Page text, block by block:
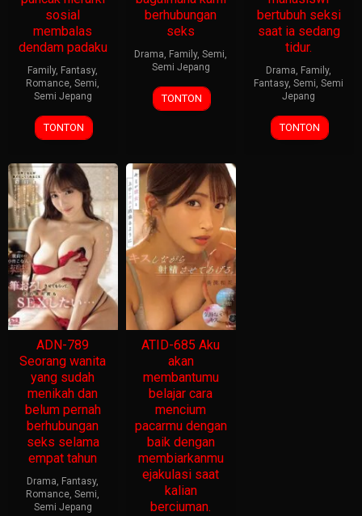
sosial
membalas
dendam padaku
Family, Fantasy,
Romance,Semi,
Semi Jepang
TONTON
berhubungan
seks
Drama, Family,Semi,
Semi Jepang
TONTON
bertubuh seksi
saat ia sedang
tidur.
Drama, Family,
Fantasy,Semi,Semi
Jepang
TONTON
ADN-789
Seorang wanita
yang sudah
menikah dan
belum pernah
berhubungan
seks selama
empat tahun
Drama, Fantasy,
Romance,Semi,
Semi Jepang
ATID-685 Aku
akan
membantumu
belajar cara
mencium
pacarmu dengan
baik dengan
membiarkanmu
ejakulasi saat
kalian
berciuman.